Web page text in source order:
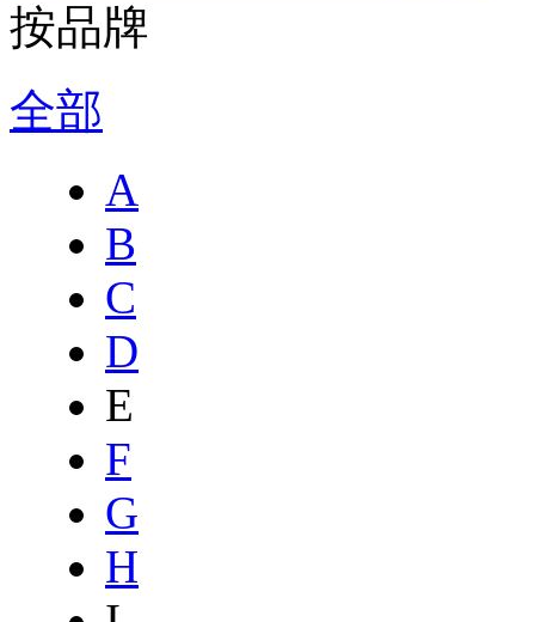
按品牌
全部
A
B
C
D
E
F
G
H